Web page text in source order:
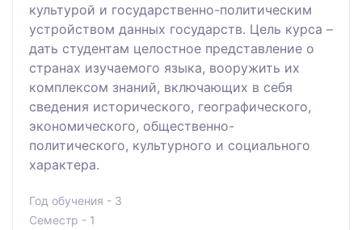
культурой и государственно-политическим
устройством данных государств. Цель курса –
дать студентам целостное представление о
странах изучаемого языка, вооружить их
комплексом знаний, включающих в себя
сведения исторического, географического,
экономического, общественно-
политического, культурного и социального
характера.
Год обучения - 3
Семестр - 1